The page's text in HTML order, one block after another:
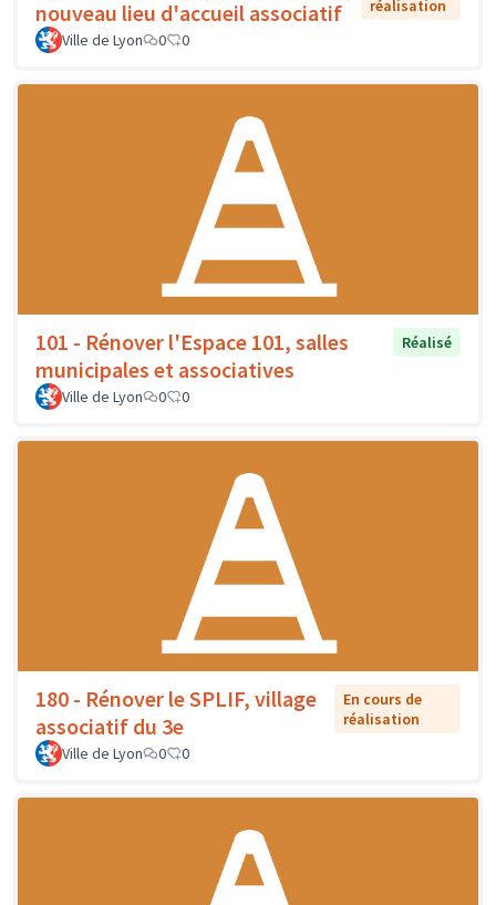
nouveau lieu d'accueil associatif
réalisation
Ville de Lyon
0 0
101 - Rénover l'Espace 101, salles
municipales et associatives
Réalisé
Ville de Lyon 0 0
180 - Rénover le SPLIF, village
associatif du 3e
En cours de
réalisation
Ville de Lyon
0 0